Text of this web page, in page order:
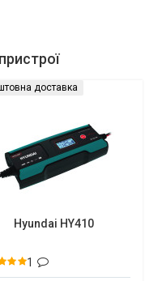
доставка
Hyundai HY410
1